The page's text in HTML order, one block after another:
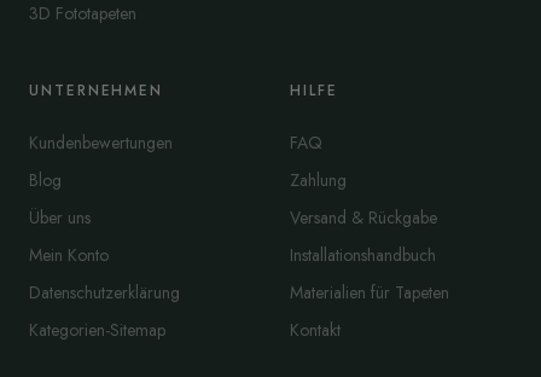
3D Fototapeten
UNTERNEHMEN
Kundenbewertungen
Blog
Über uns
Mein Konto
Datenschutzerklärung
Kategorien-Sitemap
HILFE
FAQ
Zahlung
Versand & Rückgabe
Installationshandbuch
Materialien für Tapeten
Kontakt